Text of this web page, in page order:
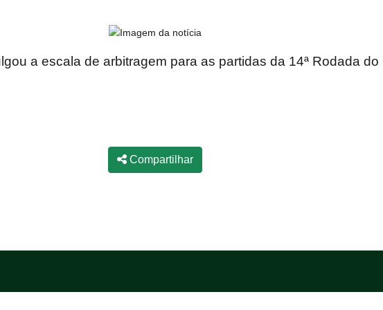
a escala de arbitragem para as partidas da 14ª Rodada
Compartilhar